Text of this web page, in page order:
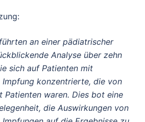
an einer pädiatrischer
Analyse über zehn
sich auf Patienten mit
Impfung konzentrierte, die von
Patienten waren. Dies bot eine
die Auswirkungen von